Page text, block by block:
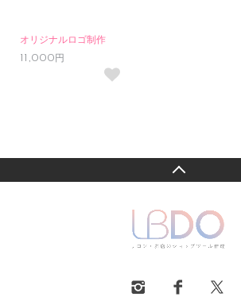
オリジナルロゴ制作
11,000円